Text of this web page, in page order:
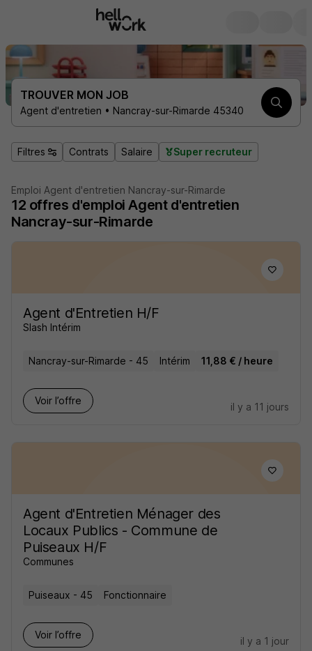
TROUVER MON JOB
Agent d'entretien • Nancray-sur-Rimarde 45340
Filtres Contrats Salaire Super recruteur
Emploi Agent d'entretien Nancray-sur-Rimarde
12 offres d'emploi Agent d'entretien
Nancray-sur-Rimarde
Agent d'Entretien H/F
Slash Intérim
Nancray-sur-Rimarde - 45 Intérim 11,88 € / heure
Voir l’offre
il y a 11 jours
Agent d'Entretien Ménager des
Locaux Publics - Commune de
Puiseaux H/F
Communes
Puiseaux - 45 Fonctionnaire
Voir l’offre
il y a 1 jour